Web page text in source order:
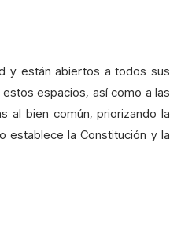
y están abiertos a todos sus
espacios, así como a las
al bien común, priorizando la
establece la Constitución y la